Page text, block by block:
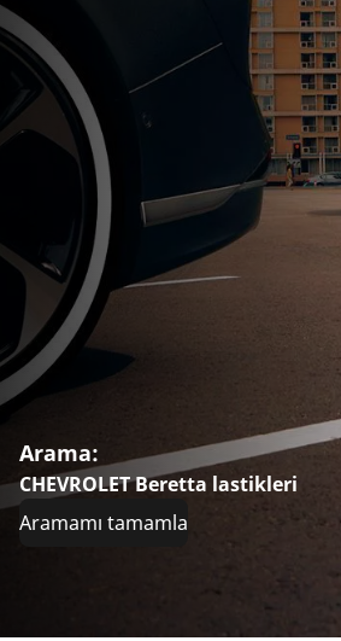
Arama:
CHEVROLET Beretta lastikleri
Aramamı tamamla